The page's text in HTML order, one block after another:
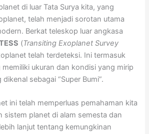
di luar Tata Surya kita, yang
telah menjadi sorotan utama
Berkat teleskop luar angkasa
(Transiting Exoplanet Survey
telah terdeteksi. Ini termasuk
ukuran dan kondisi yang mirip
sebagai “Super Bumi”.
ini telah memperluas pemahaman kita
sistem planet di alam semesta dan
lanjut tentang kemungkinan